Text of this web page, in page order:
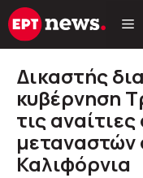
Μετάβαση
σε
Δικαστής
κυβέρνηση
τις
μεταναστών
Καλιφόρνια